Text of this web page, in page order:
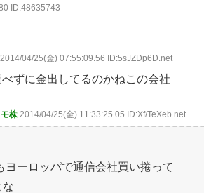
ID:48635743
2014/04/25(金) 07:55:09.56 ID:5sJZDp6D.net
ずに金出してるのかねこの会社
株 2014/04/25(金) 11:33:25.05 ID:Xf/TeXeb.net
ヨーロッパで通信会社買い捲って
な